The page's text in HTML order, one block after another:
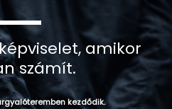
amikor
számít.
kezdődik.